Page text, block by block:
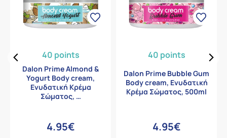
40 points
Dalon Prime Almond &
Yogurt Body cream,
Ενυδατική Κρέμα
Σώματος, …
4.95€
40 points
Dalon Prime Bubble Gum
Body cream, Ενυδατική
Κρέμα Σώματος, 500ml
4.95€